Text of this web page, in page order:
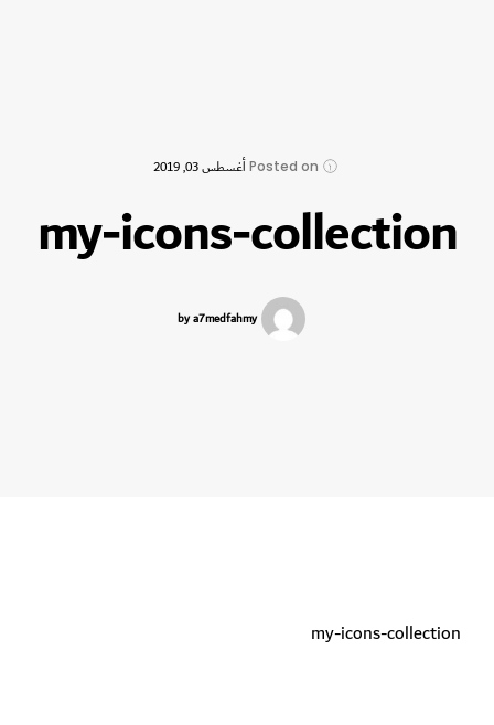
أغسطس 03, 2019
my-icons-collection
by a7medfahmy
my-icons-collection